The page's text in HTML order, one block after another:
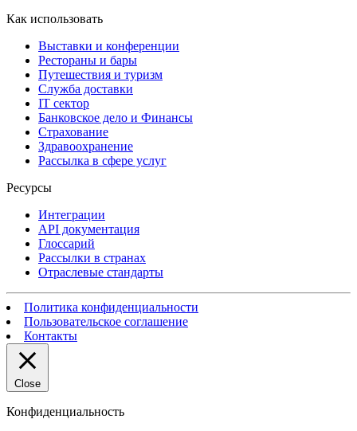
Как использовать
Выставки и конференции
Рестораны и бары
Путешествия и туризм
Служба доставки
IT сектор
Банковское дело и Финансы
Страхование
Здравоохранение
Рассылка в сфере услуг
Ресурсы
Интеграции
API документация
Глоссарий
Рассылки в странах
Отраслевые стандарты
Политика конфиденциальности
Пользовательское соглашение
Контакты
Close
Конфиденциальность